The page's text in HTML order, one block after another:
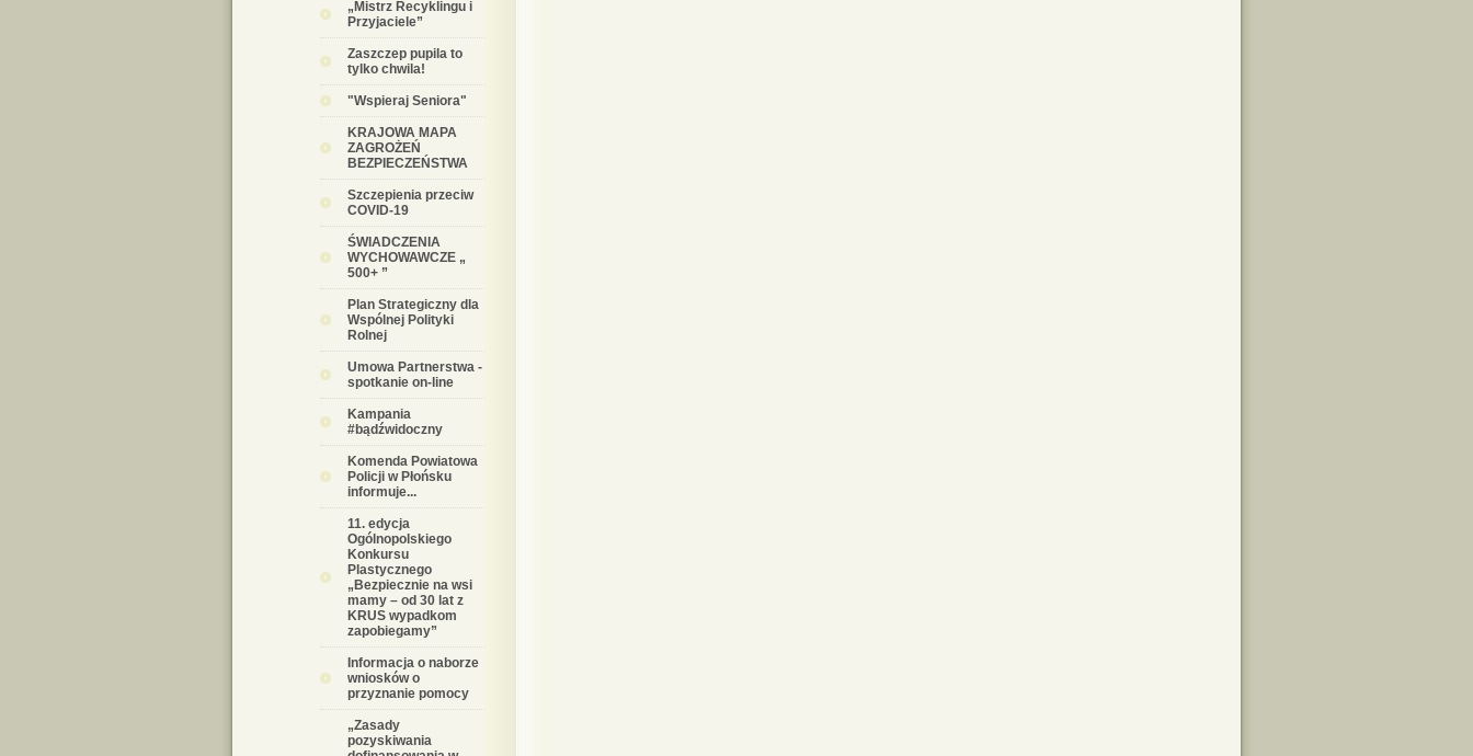
„Mistrz Recyklingu i
Przyjaciele”
Zaszczep pupila to
tylko chwila!
"Wspieraj Seniora"
KRAJOWA MAPA
ZAGROŻEŃ
BEZPIECZEŃSTWA
Szczepienia przeciw
COVID-19
ŚWIADCZENIA
WYCHOWAWCZE „
500+ ”
Plan Strategiczny dla
Wspólnej Polityki
Rolnej
Umowa Partnerstwa -
spotkanie on-line
Kampania
#bądźwidoczny
Komenda Powiatowa
Policji w Płońsku
informuje...
11. edycja
Ogólnopolskiego
Konkursu
Plastycznego
„Bezpiecznie na wsi
mamy – od 30 lat z
KRUS wypadkom
zapobiegamy”
Informacja o naborze
wniosków o
przyznanie pomocy
„Zasady
pozyskiwania